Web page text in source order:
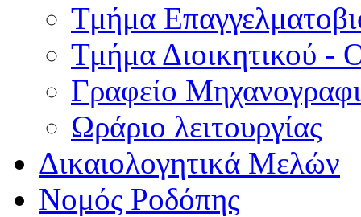
Τμήμα
Τμήμα Διοικητικού -
Γραφείο
Ωράριο λειτουργίας
Δικαιολογητικά Μελών
Νομός Ροδόπης